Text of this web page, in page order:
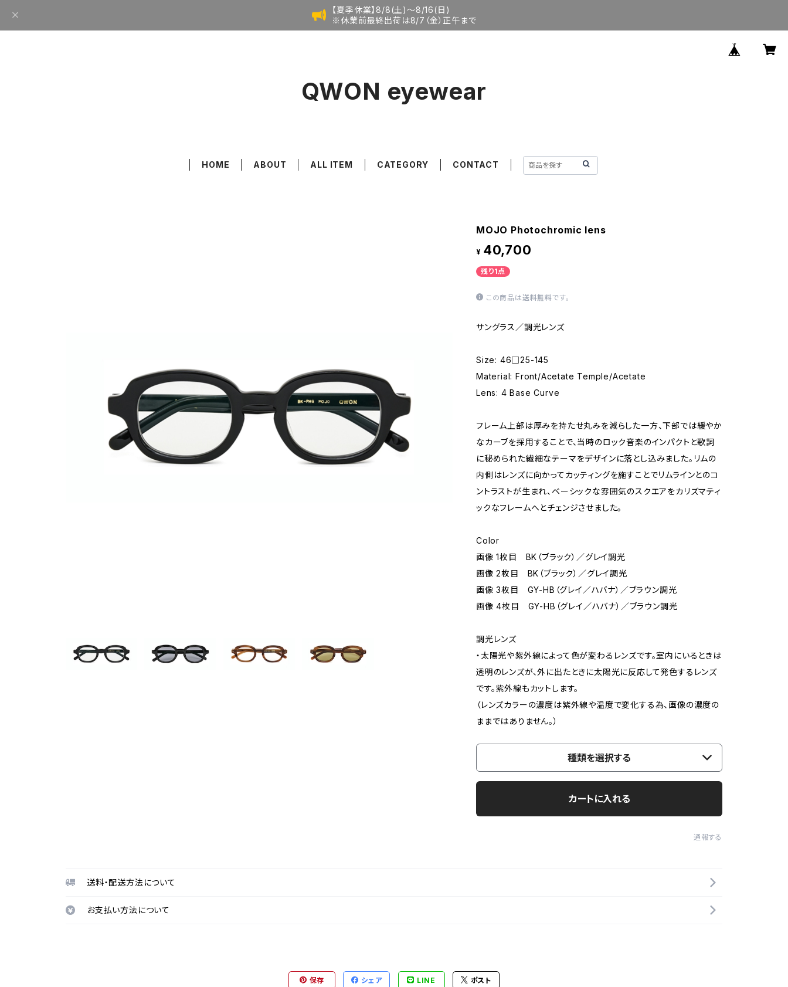
【夏季休業】8/8(土)〜8/16(日)
※休業前最終出荷は8/7（金）正午まで
QWON eyewear
HOME ABOUT ALL ITEM CATEGORY CONTACT
MOJO Photochromic lens
¥ 40,700
残り1点
この商品は送料無料です。
サングラス／調光レンズ
Size: 46□25-145
Material: Front/Acetate Temple/Acetate
Lens: 4 Base Curve
フレーム上部は厚みを持たせ丸みを減らした一方、下部では緩やか
なカーブを採用することで、当時のロック音楽のインパクトと歌詞
に秘められた繊細なテーマをデザインに落とし込みました。リムの
内側はレンズに向かってカッティングを施すことでリムラインとのコ
ントラストが生まれ、ベーシックな雰囲気のスクエアをカリズマティ
ックなフレームへとチェンジさせました。
Color
画像 1枚目 BK（ブラック）／グレイ調光
画像 2枚目 BK（ブラック）／グレイ調光
画像 3枚目 GY-HB（グレイ／ハバナ）／ブラウン調光
画像 4枚目 GY-HB（グレイ／ハバナ）／ブラウン調光
調光レンズ
・太陽光や紫外線によって色が変わるレンズです。室内にいるときは
透明のレンズが、外に出たときに太陽光に反応して発色するレンズ
です。紫外線もカットします。
（レンズカラーの濃度は紫外線や温度で変化する為、画像の濃度の
ままではありません。）
種類を選択する
カートに入れる
通報する
送料・配送方法について
お支払い方法について
保存 シェア LINE ポスト